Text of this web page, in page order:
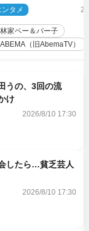
ンタメ
林家ペー＆パー子
ABEMA（旧AbemaTV）
うの、3回の流
け
2026/8/10 17:30
したら…貧乏芸人
2026/8/10 17:30